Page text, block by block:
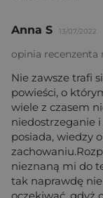
Anna S 13/07/2022
opinia recenzenta
Nie zawsze trafi
powieści, o
wiele z czasem
niedostrzeganie
posiada, wiedzy
nieznaną mi do
tak naprawdę nie